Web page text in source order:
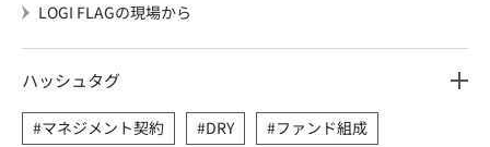
LOGI FLAGの現場から
ハッシュタグ
マネジメント契約 DRY
ファンド組成